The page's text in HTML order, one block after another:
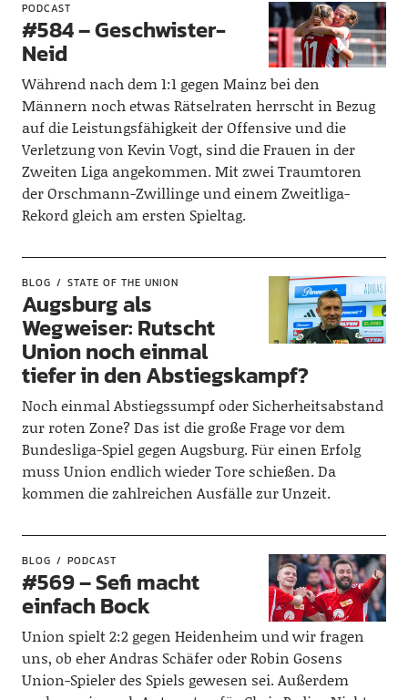
PODCAST
#584 – Geschwister-
Neid
Während nach dem 1:1 gegen Mainz bei den
Männern noch etwas Rätselraten herrscht in Bezug
auf die Leistungsfähigkeit der Offensive und die
Verletzung von Kevin Vogt, sind die Frauen in der
Zweiten Liga angekommen. Mit zwei Traumtoren
der Orschmann-Zwillinge und einem Zweitliga-
Rekord gleich am ersten Spieltag.
BLOG STATE OF THE UNION
Augsburg als
Wegweiser: Rutscht
Union noch einmal
tiefer in den Abstiegskampf?
Noch einmal Abstiegssumpf oder Sicherheitsabstand
zur roten Zone? Das ist die große Frage vor dem
Bundesliga-Spiel gegen Augsburg. Für einen Erfolg
muss Union endlich wieder Tore schießen. Da
kommen die zahlreichen Ausfälle zur Unzeit.
BLOG PODCAST
#569 – Sefi macht
einfach Bock
Union spielt 2:2 gegen Heidenheim und wir fragen
uns, ob eher Andras Schäfer oder Robin Gosens
Union-Spieler des Spiels gewesen sei. Außerdem